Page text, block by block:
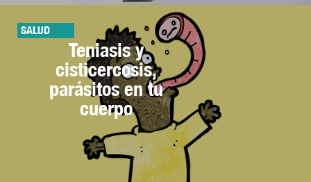
SALUD
Teniasis y
cisticercosis,
parásitos en tu
cuerpo